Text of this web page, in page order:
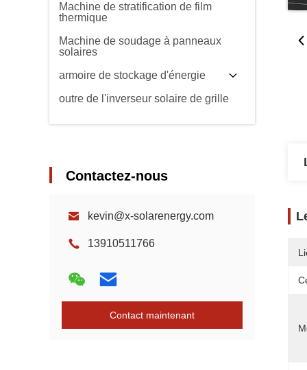
Machine de stratification de film
thermique
Machine de soudage à panneaux
solaires
armoire de stockage d'énergie
outre de l'inverseur solaire de grille
Contactez-nous
kevin@x-solarenergy.com
13910511766
Contact maintenant